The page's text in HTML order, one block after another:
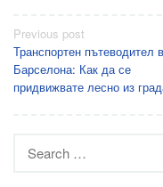
Post
navigation
Previous post
Транспортен пътеводител в
Барселона: Как да се
придвижвате лесно из